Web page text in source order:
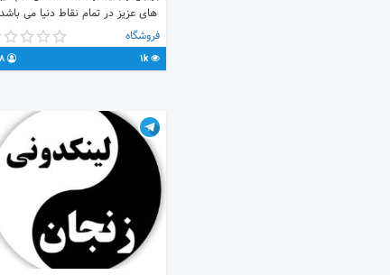
های عزیز در تمام نقاط دنیا می
آیدین مس یکی از بزرگترین
های تولید و فروش ظروف مسی
میباشد که با محصولات خود به
محصولات فروشگاه به قیمت کارخانه
عرضه می‌شوند" @Mesaydin 🆔
@aydinmess_admin
فروشگاه
1k
178